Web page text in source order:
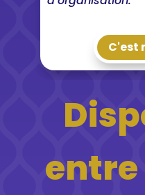
C'est